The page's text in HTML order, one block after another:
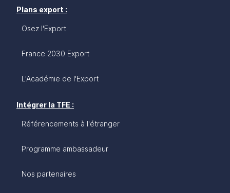
Plans export :
Osez l'Export
France 2030 Export
L'Académie de l'Export
Intégrer la TFE :
Référencements à l'étranger
Programme ambassadeur
Nos partenaires